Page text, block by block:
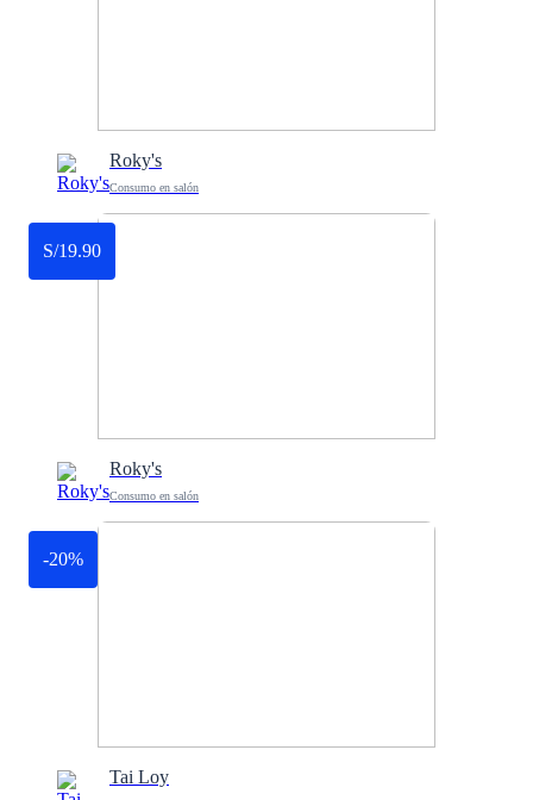
Roky's
Consumo en salón
S/19.90
Roky's
Consumo en salón
-20%
Tai Loy